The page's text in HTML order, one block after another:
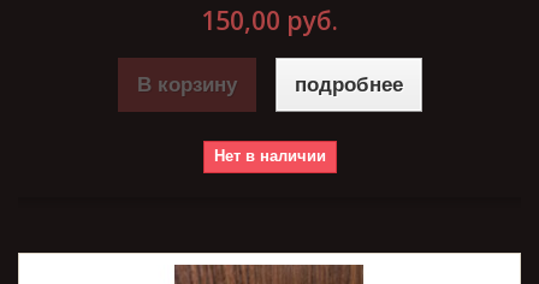
150,00 руб.
В корзину подробнее
Нет в наличии